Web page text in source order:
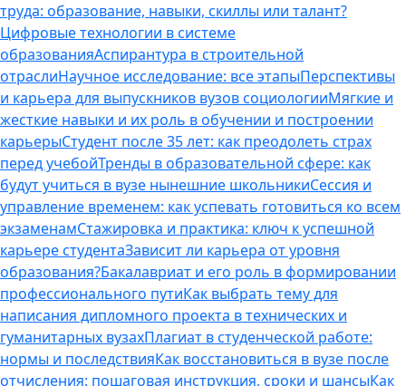
труда: образование, навыки, скиллы или талант?
Цифровые технологии в системе
образованияАспирантура в строительной
отраслиНаучное исследование: все этапыПерспективы
и карьера для выпускников вузов социологииМягкие и
жесткие навыки и их роль в обучении и построении
карьерыСтудент после 35 лет: как преодолеть страх
перед учебойТренды в образовательной сфере: как
будут учиться в вузе нынешние школьникиСессия и
управление временем: как успевать готовиться ко всем
экзаменамСтажировка и практика: ключ к успешной
карьере студентаЗависит ли карьера от уровня
образования?Бакалавриат и его роль в формировании
профессионального путиКак выбрать тему для
написания дипломного проекта в технических и
гуманитарных вузахПлагиат в студенческой работе:
нормы и последствияКак восстановиться в вузе после
отчисления: пошаговая инструкция, сроки и шансыКак